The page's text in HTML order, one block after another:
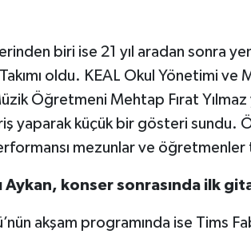
biri ise 21 yıl aradan sonra
oldu. KEAL Okul Yönetimi ve
Öğretmeni Mehtap Fırat
yaparak küçük bir gösteri sundu.
mezunlar ve öğretmenler
konser sonrasında ilk
akşam programında ise Tims